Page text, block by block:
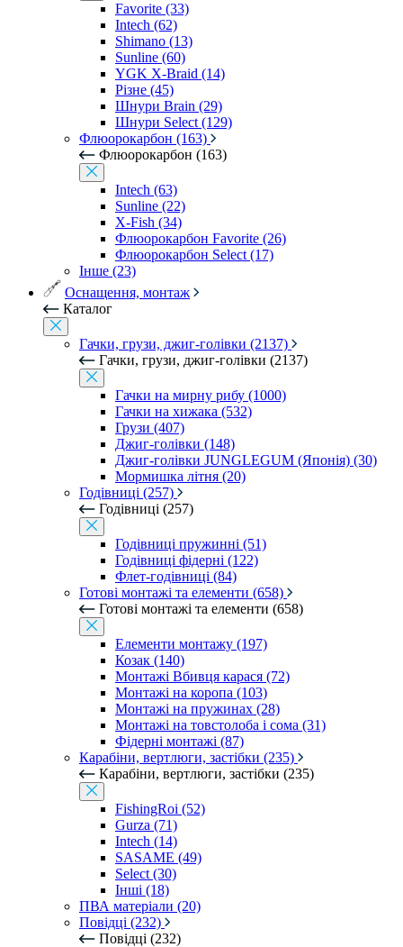
Favorite (33)
Intech (62)
Shimano (13)
Sunline (60)
YGK X-Braid (14)
Різне (45)
Шнури Brain (29)
Шнури Select (129)
Флюорокарбон (163)
Флюорокарбон (163)
Intech (63)
Sunline (22)
X-Fish (34)
Флюорокарбон Favorite (26)
Флюорокарбон Select (17)
Інше (23)
Оснащення, монтаж
Каталог
Гачки, грузи, джиг-голівки (2137)
Гачки, грузи, джиг-голівки (2137)
Гачки на мирну рибу (1000)
Гачки на хижака (532)
Грузи (407)
Джиг-голівки (148)
Джиг-голівки JUNGLEGUM (Японія) (30)
Мормишка літня (20)
Годівниці (257)
Годівниці (257)
Годівниці пружинні (51)
Годівниці фідерні (122)
Флет-годівниці (84)
Готові монтажі та елементи (658)
Готові монтажі та елементи (658)
Елементи монтажу (197)
Козак (140)
Монтажі Вбивця карася (72)
Монтажі на коропа (103)
Монтажі на пружинах (28)
Монтажі на товстолоба і сома (31)
Фідерні монтажі (87)
Карабіни, вертлюги, застібки (235)
Карабіни, вертлюги, застібки (235)
FishingRoi (52)
Gurza (71)
Intech (14)
SASAME (49)
Select (30)
Інші (18)
ПВА матеріали (20)
Повідці (232)
Повідці (232)